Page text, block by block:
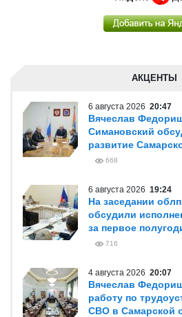
АКЦЕНТЫ
6 августа 2026 20:47
Вячеслав
Симановский
развитие
668
6 августа 2026 19:24
На заседании
обсудили
за первое
716
4 августа 2026 20:07
Вячеслав
работу по
СВО в Самарской